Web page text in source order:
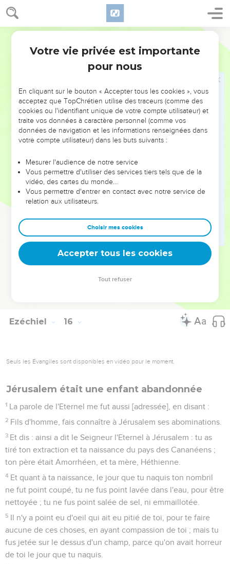
Ezéchiel 15
La vigne livrée au feu
La parole de l'Eternel me fut encore [adressée], en disant :
Fils d'homme, que vaut le bois de la vigne plus que les
autres bois ? et les sarments plus que les branches des
En prendra-t-on du bois pour en faire quelque ouvrage ? ou
en prendra-t-on un croc pour y pendre quelque chose ?
Voici, on le met au feu pour être consumé : le feu a
consumé aussitôt ses deux bouts, et le milieu est en feu ;
vaut-il rien pour quelque ouvrage ?
combien moins quand le feu l'aura consumé, et qu'il sera
brûlé, sera-t-il propre pour quelque ouvrage ?
C'est pourquoi ainsi a dit le Seigneur l'Eternel : comme le
bois de la vigne est tel entre les arbres d'une forêt, que je l'ai
assigné au feu pour être consumé ; ainsi je livrerai les
habitants de Jérusalem.
Et je me tournerai contre eux ; seront-ils sortis du feu ?
encore le feu les consumera ; et vous saurez que je suis
Ezéchiel 16
Seuls les Évangiles sont disponibles en vidéo pour le moment.
Jérusalem était une enfant abandonnée
1 La parole de l'Eternel me fut aussi [adressée], en disant :
2 Fils d'homme, fais connaître à Jérusalem ses abominations.
3 Et dis : ainsi a dit le Seigneur l'Eternel à Jérusalem : tu as
tiré ton extraction et ta naissance du pays des Cananéens ;
ton père était Amorrhéen, et ta mère, Héthienne.
4 Et quant à ta naissance, le jour que tu naquis ton nombril
ne fut point coupé, tu ne fus point lavée dans l'eau, pour être
nettoyée ; tu ne fus point salée de sel, ni emmaillotée.
5 Il n'y a point eu d'oeil qui ait eu pitié de toi, pour te faire
aucune de ces choses, en ayant compassion de toi ; mais tu
fus jetée sur le dessus d'un champ, parce qu'on avait horreur
de toi le jour que tu naquis.
Votre vie privée est importante
pour nous
En cliquant sur le bouton « Accepter tous les cookies », vous
acceptez que TopChrétien utilise des traceurs (comme des
cookies ou l'identifiant unique de votre compte utilisateur) et
traite vos données à caractère personnel (comme vos
données de navigation et les informations renseignées dans
votre compte utilisateur) dans les buts suivants :
Mesurer l'audience de notre service
Vous permettre d'utiliser des services tiers tels que de la
vidéo, des cartes du monde…
Vous permettre d'entrer en contact avec notre service de
relation aux utilisateurs.
Choisir mes cookies
Accepter tous les cookies
Tout refuser